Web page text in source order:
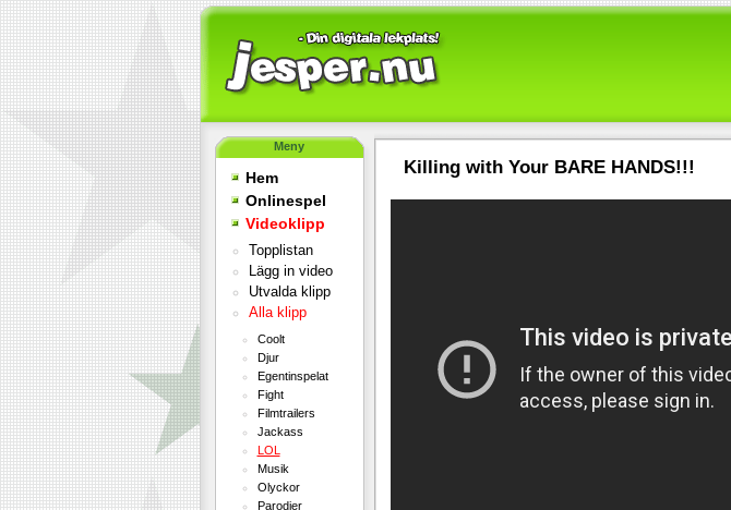
Meny
Hem
Onlinespel
Videoklipp
Topplistan
Lägg in video
Utvalda klipp
Alla klipp
Coolt
Djur
Egentinspelat
Fight
Filmtrailers
Jackass
LOL
Musik
Olyckor
Parodier
Killing with Your BARE HANDS!!!